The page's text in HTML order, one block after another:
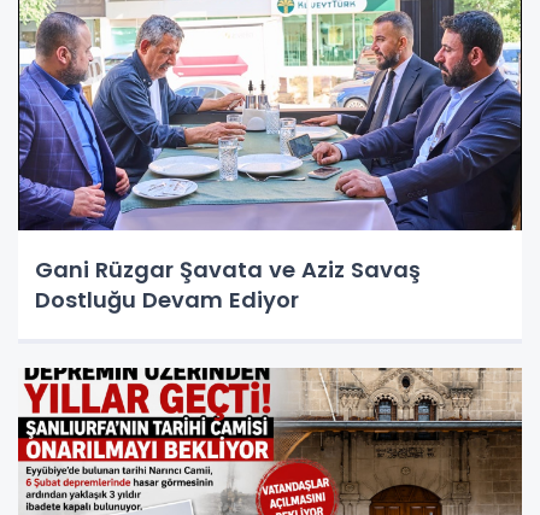
Gani Rüzgar Şavata ve Aziz Savaş
Dostluğu Devam Ediyor